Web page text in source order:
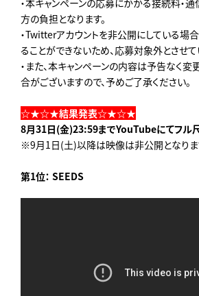
・本キャンペーンの応募にかかる接続料・
方の負担となります。
・Twitterアカウントを非公開にしている場
ることができないため、応募対象外とさせて
・また、本キャンペーンの内容は予告なく
合がございますので、予めご了承ください。
☆★☆★結果発表☆★☆★
8月31日(金)23:59までYouTubeにてフル
※9月1日(土)以降は映像は非公開となりま
第1位： SEEDS